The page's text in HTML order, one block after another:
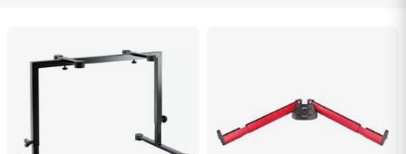
Home Studio